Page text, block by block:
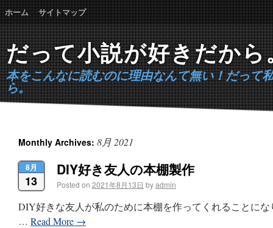
ホーム サイトマップ
だって小説が好きだから
本をこんなに読むのに理由なんて無い！だって
ら。
Monthly Archives: 8月 2021
8月
13
DIY好き友人の本棚製作
Posted on 2021年8月13日 byadmin
DIY好きな友人が私のために本棚を作ってくれることに
… Read More →